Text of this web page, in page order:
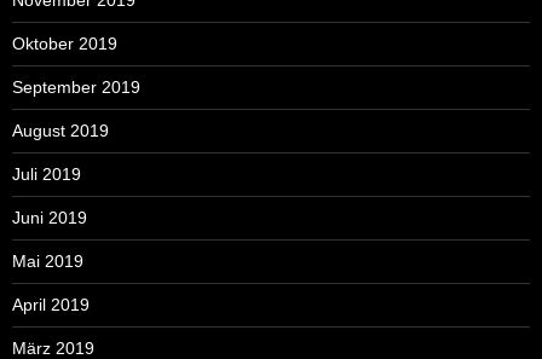
Oktober 2019
September 2019
August 2019
Juli 2019
Juni 2019
Mai 2019
April 2019
März 2019